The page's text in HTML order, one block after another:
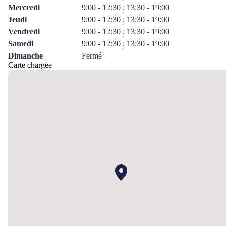
Mercredi
9:00 - 12:30 ; 13:30 - 19:00
Jeudi
9:00 - 12:30 ; 13:30 - 19:00
Vendredi
9:00 - 12:30 ; 13:30 - 19:00
Samedi
9:00 - 12:30 ; 13:30 - 19:00
Dimanche
Fermé
Carte chargée